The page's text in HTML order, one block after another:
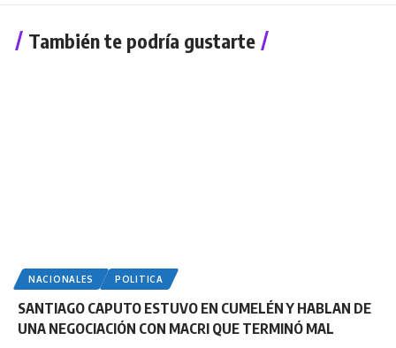
También te podría gustarte
NACIONALES POLITICA
SANTIAGO CAPUTO ESTUVO EN CUMELÉN Y HABLAN DE
UNA NEGOCIACIÓN CON MACRI QUE TERMINÓ MAL